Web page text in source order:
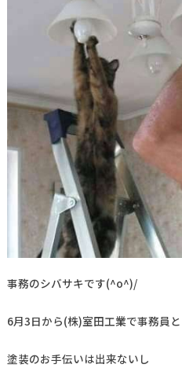
事務のシバサキです(^o^)/
6月3日から(株)室田工業で事務員
塗装のお手伝いは出来ないし